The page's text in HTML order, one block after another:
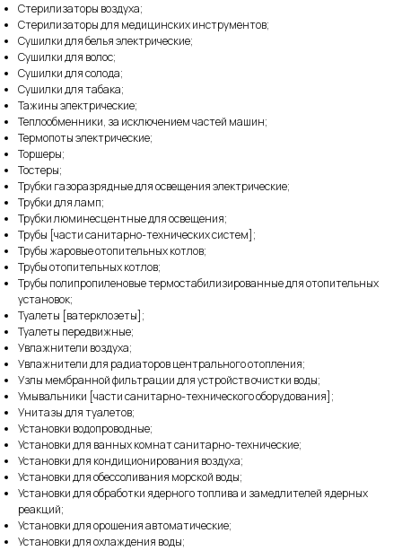
Стерилизаторы воздуха;
Стерилизаторы для медицинских инструментов;
Сушилки для белья электрические;
Сушилки для волос;
Сушилки для солода;
Сушилки для табака;
Тажины электрические;
Теплообменники, за исключением частей машин;
Термопоты электрические;
Торшеры;
Тостеры;
Трубки газоразрядные для освещения электрические;
Трубки для ламп;
Трубки люминесцентные для освещения;
Трубы [части санитарно-технических систем];
Трубы жаровые отопительных котлов;
Трубы отопительных котлов;
Трубы полипропиленовые термостабилизированные для отопительных
установок;
Туалеты [ватерклозеты];
Туалеты передвижные;
Увлажнители воздуха;
Увлажнители для радиаторов центрального отопления;
Узлы мембранной фильтрации для устройств очистки воды;
Умывальники [части санитарно-технического оборудования];
Унитазы для туалетов;
Установки водопроводные;
Установки для ванных комнат санитарно-технические;
Установки для кондиционирования воздуха;
Установки для обессоливания морской воды;
Установки для обработки ядерного топлива и замедлителей ядерных
реакций;
Установки для орошения автоматические;
Установки для охлаждения воды;